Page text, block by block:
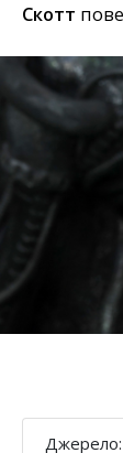
Скотт
Джерело: